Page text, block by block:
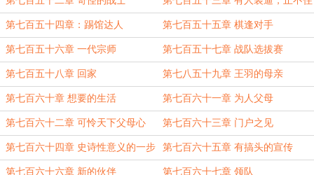
了
第七百五十四章：踢馆达人 第七百五十五章 棋逢对手
第七百五十六章 一代宗师 第七百五十七章 战队选拔赛
第七百五十八章 回家 第七八五十九章 王羽的母亲
第七百六十章 想要的生活 第七百六十一章 为人父母
第七百六十二章 可怜天下父母心 第七百六十三章 门户之见
第七百六十四章 史诗性意义的一步 第七百六十五章 有搞头的宣传
第七百六十六章 新的伙伴 第七百六十七章 领队